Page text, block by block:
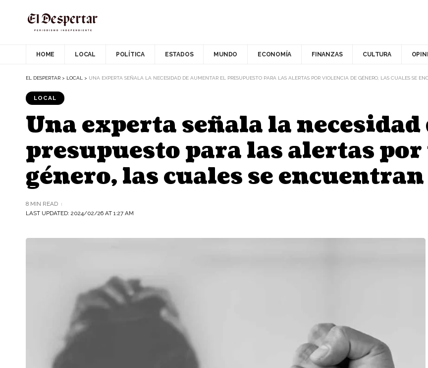
HOME LOCAL POLÍTICA ESTADOS MUNDO ECONOMÍA FINANZAS CULTURA
EL DESPERTAR > LOCAL > UNA EXPERTA SEÑALA LA NECESIDAD DE AUMENTAR EL PRESUPUESTO PARA LAS ALERTAS POR VIOLENCIA DE GÉNERO, LAS CUALES SE
LOCAL
Una experta señala la
presupuesto para las alertas
género, las cuales se
LAST UPDATED: 2024/02/26 AT 1:27 AM
8 MIN READ